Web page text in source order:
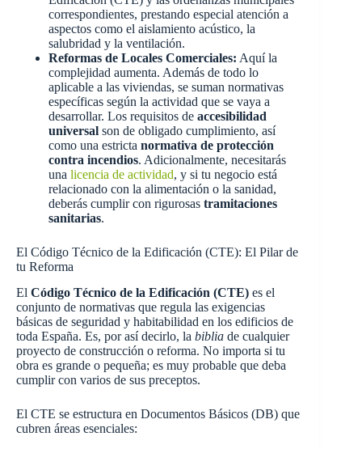
correspondientes, prestando especial atención a
aspectos como el aislamiento acústico, la
salubridad y la ventilación.
Reformas de Locales Comerciales: Aquí la
complejidad aumenta. Además de todo lo
aplicable a las viviendas, se suman normativas
específicas según la actividad que se vaya a
desarrollar. Los requisitos de accesibilidad
universal son de obligado cumplimiento, así
como una estricta normativa de protección
contra incendios. Adicionalmente, necesitarás
una licencia de actividad, y si tu negocio está
relacionado con la alimentación o la sanidad,
deberás cumplir con rigurosas tramitaciones
sanitarias.
El Código Técnico de la Edificación (CTE): El Pilar de
tu Reforma
El Código Técnico de la Edificación (CTE) es el
conjunto de normativas que regula las exigencias
básicas de seguridad y habitabilidad en los edificios de
toda España. Es, por así decirlo, la biblia de cualquier
proyecto de construcción o reforma. No importa si tu
obra es grande o pequeña; es muy probable que deba
cumplir con varios de sus preceptos.
El CTE se estructura en Documentos Básicos (DB) que
cubren áreas esenciales: